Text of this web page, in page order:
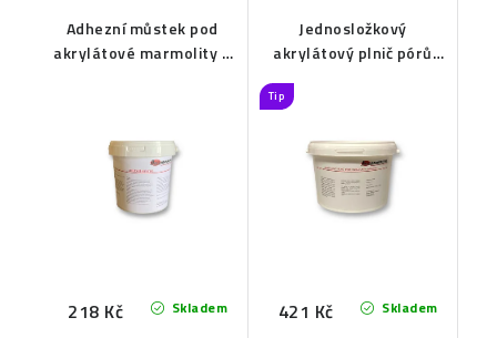
Adhezní můstek pod
akrylátové marmolity a
Skladem
218 Kč
Jednosložkový
akrylátový plnič pórů
marmolitů do interiéru a
Tip
Skladem
421 Kč